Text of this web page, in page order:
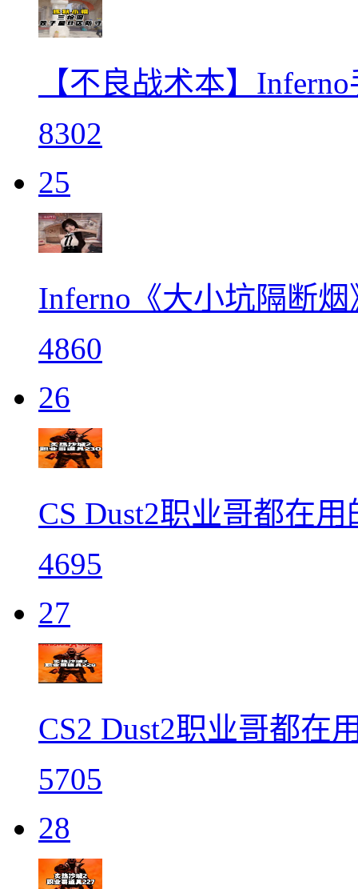
【不良战术本】
8302
25
Inferno《大小坑隔断烟
4860
26
CS Dust2职业哥都在用
4695
27
CS2 Dust2职业哥都在
5705
28